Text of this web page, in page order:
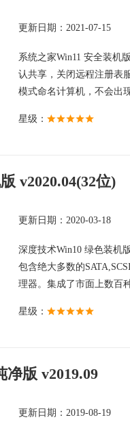
更新日期：2021-07-15
系统之家Win11 安全装机
认共享，关闭远程注册表
模式命名计算机，不会出
星级：
v2020.04(32位)
更新日期：2020-03-18
深度技术Win10 绿色装机
包含绝大多数的
理器。集成了市面上数百
星级：
净版 v2019.09
更新日期：2019-08-19